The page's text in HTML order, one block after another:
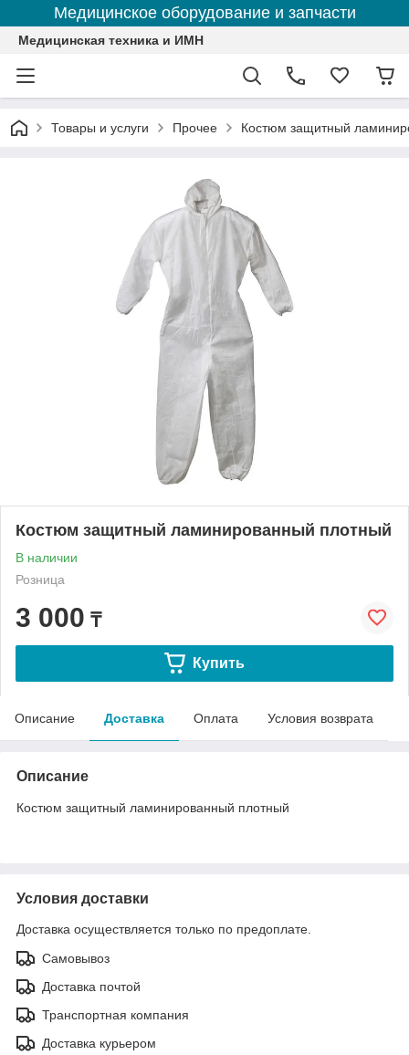
Медицинское оборудование и запчасти
Медицинская техника и ИМН
Товары и услуги Прочее Костюм защитный
Костюм защитный ламинированный плотный
В наличии
Розница
3 000 ₸
Купить
Описание Доставка Оплата Условия возврата
Описание
Костюм защитный ламинированный плотный
Условия доставки
Доставка осуществляется только по предоплате.
Самовывоз
Доставка почтой
Транспортная компания
Доставка курьером